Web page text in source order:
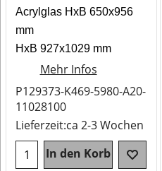
Acrylglas HxB 650x956
mm
HxB 927x1029 mm
Mehr Infos
P129373-K469-5980-A20-
11028100
Lieferzeit:ca 2-3 Wochen
In den Korb